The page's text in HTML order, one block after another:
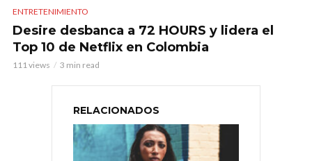
ENTRETENIMIENTO
Desire desbanca a 72 HOURS y lidera el
Top 10 de Netflix en Colombia
111 views 3 min read
RELACIONADOS